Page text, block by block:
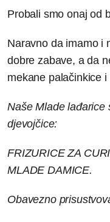
Probali smo onaj od
Naravno da imamo i
dobre zabave, a da
mekane palačinkice
Naše Mlade lađarice
djevojčice:
FRIZURICE ZA
MLADE DAMICE.
Obavezno